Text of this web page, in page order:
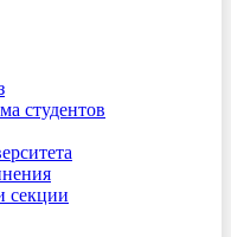
студентов
секции